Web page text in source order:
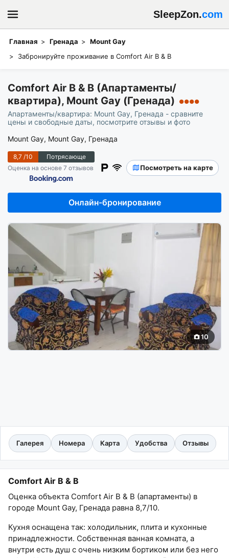
SleepZon.com
Главная Гренада
Mount Gay
Забронируйте проживание в Comfort Air B & B
Comfort Air B & B (Апартаменты/
квартира), Mount Gay (Гренада)
●●●●
Апартаменты/квартира: Mount Gay, Гренада - сравните
цены и свободные даты, посмотрите отзывы и фото
Mount Gay, Mount Gay, Гренада
8,7/10
Потрясающе
Оценка на основе 7 отзывов
Посмотреть на карте
Онлайн-бронирование
10
Галерея Номера Карта Удобства Отзывы
Comfort Air B & B
Оценка объекта Comfort Air B & B (апартаменты) в
городе Mount Gay, Гренада равна 8,7/10.
Кухня оснащена так: холодильник, плита и кухонные
принадлежности. Собственная ванная комната, а
внутри есть душ с очень низким бортиком или без него